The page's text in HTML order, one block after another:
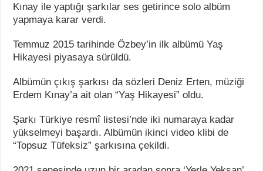
Kınay ile yaptığı şarkılar ses getirince solo albüm
yapmaya karar verdi.
Temmuz 2015 tarihinde Özbey’in ilk albümü Yaş
Hikayesi piyasaya sürüldü.
Albümün çıkış şarkısı da sözleri Deniz Erten, müziği
Erdem Kınay’a ait olan “Yaş Hikayesi” oldu.
Şarkı Türkiye resmî listesi’nde iki numaraya kadar
yükselmeyi başardı. Albümün ikinci video klibi de
“Topsuz Tüfeksiz” şarkısına çekildi.